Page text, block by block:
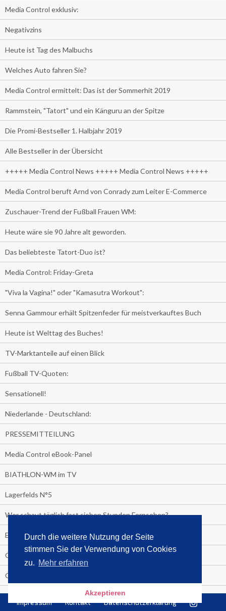
Durch die weitere Nutzung der Seite
stimmen Sie der Verwendung von Cookies
zu. Mehr erfahren
Akzeptieren
Media Control exklusiv:
Negativzins
Heute ist Tag des Malbuchs
Welches Auto fahren Sie?
Media Control ermittelt: Das ist der Sommerhit 2019
Rammstein, "Tatort" und ein Känguru an der Spitze
Die Promi-Bestseller 1. Halbjahr 2019
Alle Bestseller in der Übersicht
+++++ Media Control News +++++ Media Control News +++++
Media Control beruft Arnd von Conrady zum Leiter E-Commerce
Zuschauer-Trend der Fußball Frauen WM:
Heute wäre sie 90 Jahre alt geworden.
Das beliebteste Tatort-Duo ist?
Media Control: Friday-Greta
"Viva la Vagina!" oder "Kamasutra Workout":
Senna Gammour erhält Spitzenfeder für meistverkauftes Buch
Heute ist Welttag des Buches!
TV-Marktanteile auf einen Blick
Fußball TV-Quoten:
Sensationell!
Niederlande - Deutschland:
PRESSEMITTEILUNG
Media Control eBook-Panel
BIATHLON-WM im TV
Lagerfelds N°5
Wer schaut täglich fast sieben Stunden Fernsehen?
Es Pilchert allerorten
Geheime Promi-Bücher-Bestenliste
Gratis-E-Book-Aktionen
Gefahr fürs Dschungelcamp!
Impressum Kontakt Datenschutzerklärung